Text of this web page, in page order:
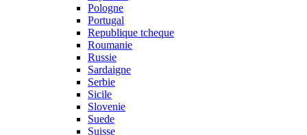
Pologne
Portugal
Republique tcheque
Roumanie
Russie
Sardaigne
Serbie
Sicile
Slovenie
Suede
Suisse